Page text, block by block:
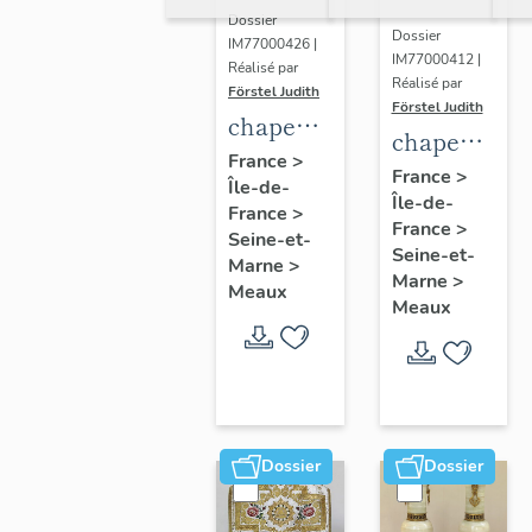
Dossier
IM77000426 |
Réalisé par
Förstel Judith
chape
blanche
à fleurs
France >
Île-de-
France >
Seine-et-
Marne >
Meaux
Dossier
IM77000412 |
Réalisé par
Förstel Judith
chape
blanche,
1ere
moitié
du 20e
siècle
France >
Île-de-
France >
Seine-et-
Marne >
Meaux
Dossier Dossier